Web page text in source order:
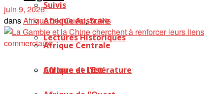
Afrique Australe
Afrique Centrale
Afrique de l’Est
Suivis
Lectures Historiques
Culture et Littérature
juin 9, 2026
dansAfrique de l'Ouest,Suivis